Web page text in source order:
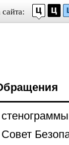
Совет